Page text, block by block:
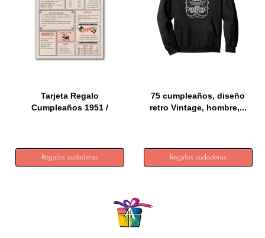
Tarjeta Regalo
Cumpleaños 1951 /
Regalos sudaderas
75 cumpleaños, diseño
retro Vintage, hombre,...
Regalos sudaderas